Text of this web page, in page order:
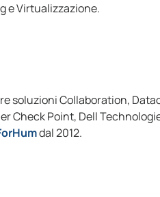
e Virtualizzazione.
soluzioni Collaboration,
Check Point, Dell
dal 2012.